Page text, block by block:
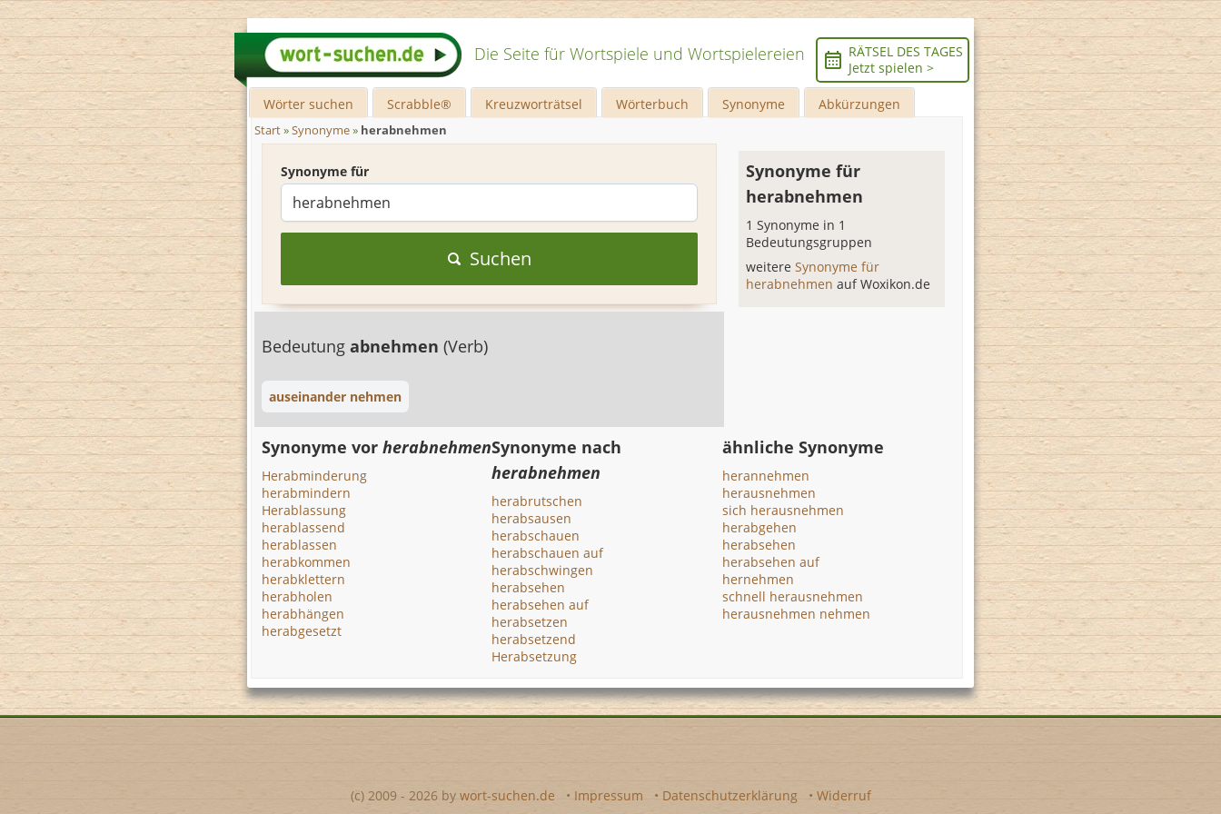
Die Seite für Wortspiele und Wortspielereien
RÄTSEL DES TAGES
Jetzt spielen >
Wörter suchen Scrabble® Kreuzworträtsel Wörterbuch Synonyme Abkürzungen
Start»Synonyme» herabnehmen
Synonyme für
Suchen
Bedeutung abnehmen (Verb)
auseinander nehmen
Synonyme für
herabnehmen
1 Synonyme in 1
Bedeutungsgruppen
weitereSynonyme für
herabnehmenauf Woxikon.de
Synonyme vor herabnehmen
Herabminderung
herabmindern
Herablassung
herablassend
herablassen
herabkommen
herabklettern
herabholen
herabhängen
herabgesetzt
Synonyme nach
herabnehmen
herabrutschen
herabsausen
herabschauen
herabschauen auf
herabschwingen
herabsehen
herabsehen auf
herabsetzen
herabsetzend
Herabsetzung
ähnliche Synonyme
herannehmen
herausnehmen
sich herausnehmen
herabgehen
herabsehen
herabsehen auf
hernehmen
schnell herausnehmen
herausnehmen nehmen
(c) 2009 - 2026 by wort-suchen.de • Impressum • Datenschutzerklärung • Widerruf